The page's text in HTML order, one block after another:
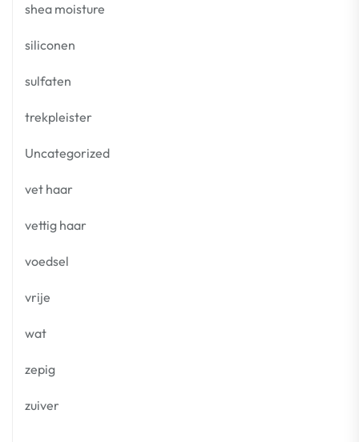
shea moisture
siliconen
sulfaten
trekpleister
Uncategorized
vet haar
vettig haar
voedsel
vrije
wat
zepig
zuiver